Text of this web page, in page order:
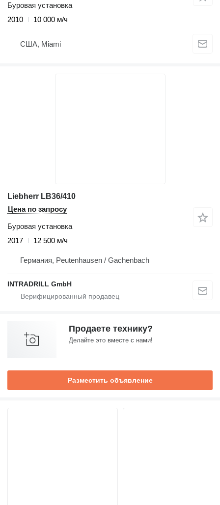
Буровая установка
2010
10 000 м/ч
США, Miami
Liebherr LB36/410
Цена по запросу
Буровая установка
2017
12 500 м/ч
Германия, Peutenhausen / Gachenbach
INTRADRILL GmbH
Продаете технику?
Делайте это вместе с нами!
Разместить объявление